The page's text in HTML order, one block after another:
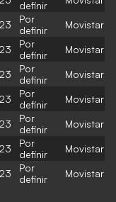
definir
Por
definir
Movistar
Por
definir
Movistar
Por
definir
Movistar
Por
definir
Movistar
Por
definir
Movistar
Por
definir
Movistar
Por
definir
Movistar